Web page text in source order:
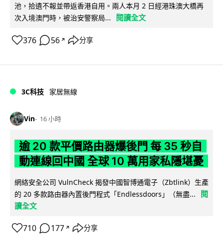
池，拾遺不報並帶返香港自用。兩人本月 2 日經港珠澳大橋再
次入境澳門時，被治安警察局...
閱讀全文
376 56 ↗ 分享
3C科技 家居無線
Vin 16 小時
逾 20 款平價路由器爆後門 每 35 秒自
動連線回中國 全球 10 萬用家私隱堪憂
網絡安全公司 VulnCheck 揭發中國智博通電子（Zbtlink）生產
的 20 多款路由器內置後門程式「Endlessdoors」（無盡...
閱
讀全文
710 177 ↗ 分享